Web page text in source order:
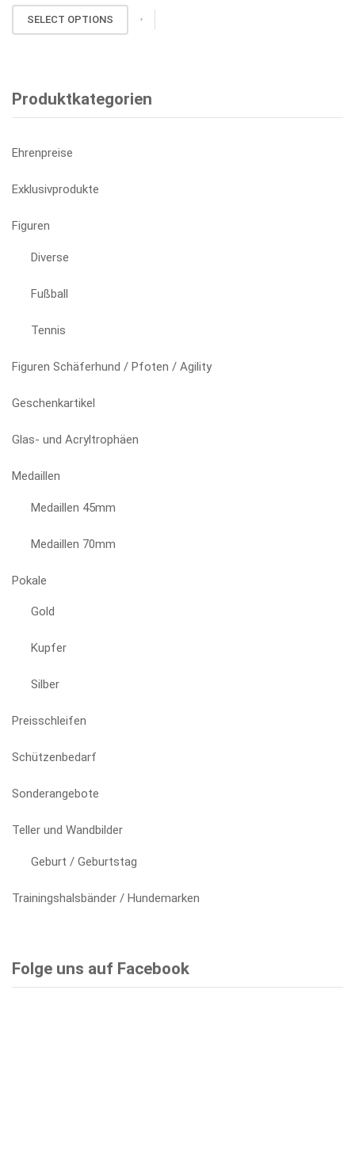
werden
SELECT OPTIONS
Produktkategorien
Ehrenpreise
Exklusivprodukte
Figuren
Diverse
Fußball
Tennis
Figuren Schäferhund / Pfoten / Agility
Geschenkartikel
Glas- und Acryltrophäen
Medaillen
Medaillen 45mm
Medaillen 70mm
Pokale
Gold
Kupfer
Silber
Preisschleifen
Schützenbedarf
Sonderangebote
Teller und Wandbilder
Geburt / Geburtstag
Trainingshalsbänder / Hundemarken
Folge uns auf Facebook